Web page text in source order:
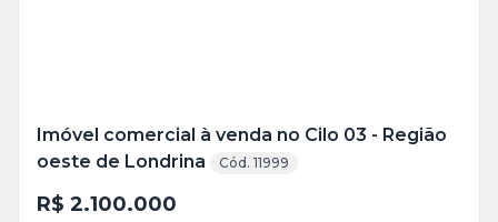
Imóvel comercial à venda no Cilo 03 - Região
oeste de Londrina
Cód. 11999
R$ 2.100.000